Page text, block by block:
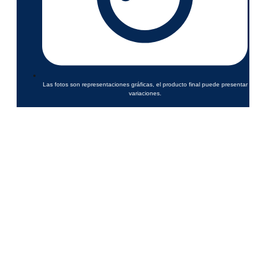
Las fotos son representaciones gráficas, el producto final puede presentar
variaciones.